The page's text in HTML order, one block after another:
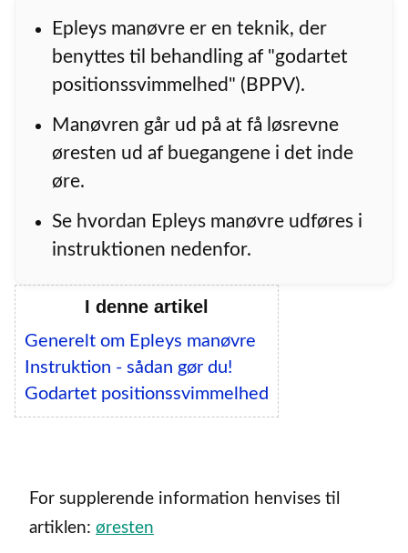
Epleys manøvre er en teknik, der
benyttes til behandling af "godartet
positionssvimmelhed" (BPPV).
Manøvren går ud på at få løsrevne
øresten ud af buegangene i det inde
øre.
Se hvordan Epleys manøvre udføres i
instruktionen nedenfor.
I denne artikel
Generelt om Epleys manøvre
Instruktion - sådan gør du!
Godartet positionssvimmelhed
For supplerende information henvises til
artiklen: øresten